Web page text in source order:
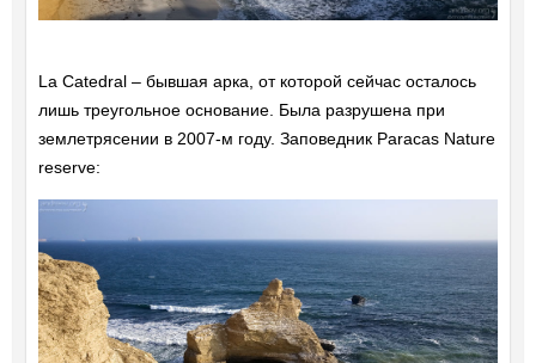
La Catedral – бывшая арка, от которой сейчас осталось
лишь треугольное основание. Была разрушена при
землетрясении в 2007-м году. Заповедник Paracas Nature
reserve: